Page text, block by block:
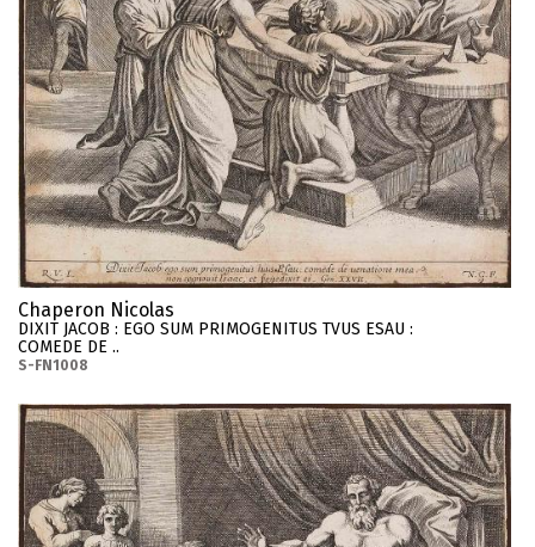
Chaperon Nicolas
DIXIT JACOB : EGO SUM PRIMOGENITUS TVUS ESAU :
COMEDE DE ..
S-FN1008